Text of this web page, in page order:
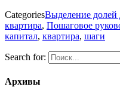
CategoriesВыделение долей
квартира, Пошаговое
капитал, квартира, шаги
Search for:
Архивы